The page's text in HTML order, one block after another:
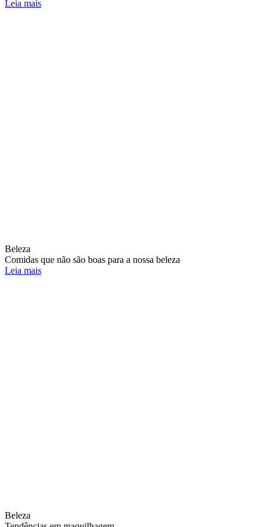
Leia mais
Beleza
Comidas que não são boas para a nossa beleza
Leia mais
Beleza